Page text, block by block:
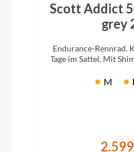
Scott Addict
grey
Endurance-Rennrad.
Tage im Sattel. Mit
M